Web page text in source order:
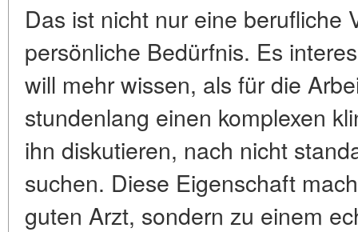
Das ist nicht nur eine berufliche
persönliche Bedürfnis. Es
will mehr wissen, als für die
stundenlang einen komplexen
ihn diskutieren, nach nicht
suchen. Diese Eigenschaft
guten Arzt, sondern zu einem